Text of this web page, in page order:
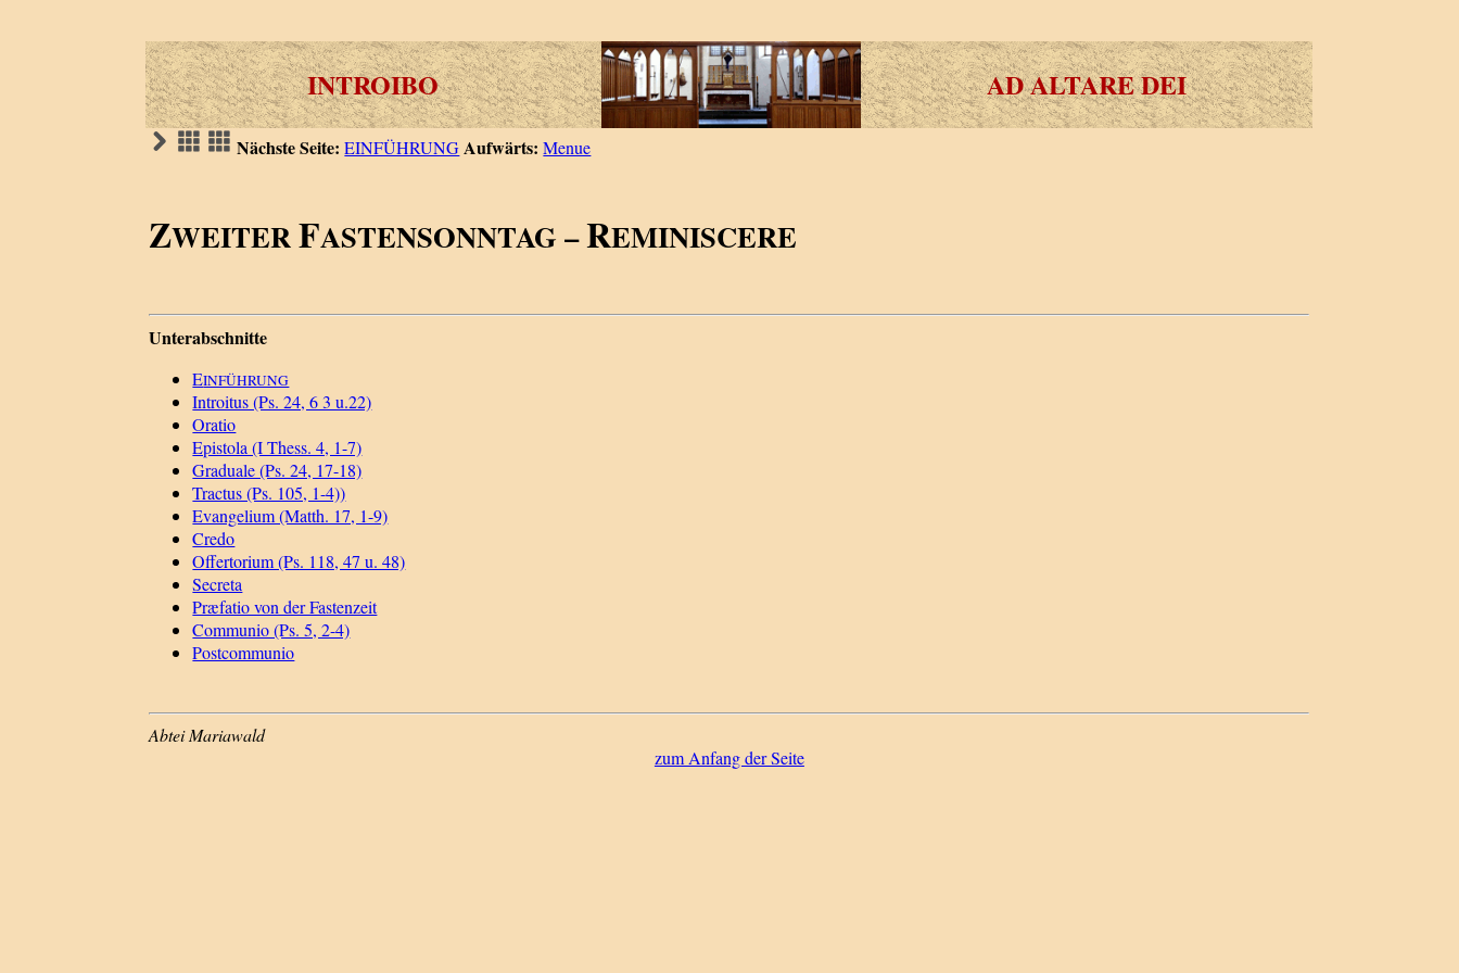
INTROIBO AD ALTARE DEI
Nächste Seite: EINFÜHRUNG Aufwärts: Menue
ZWEITERFASTENSONNTAG –REMINISCERE
Unterabschnitte
EINFÜHRUNG
Introitus (Ps. 24, 6 3 u.22)
Oratio
Epistola (I Thess. 4, 1-7)
Graduale (Ps. 24, 17-18)
Tractus (Ps. 105, 1-4))
Evangelium (Matth. 17, 1-9)
Credo
Offertorium (Ps. 118, 47 u. 48)
Secreta
Præfatio von der Fastenzeit
Communio (Ps. 5, 2-4)
Postcommunio
Abtei Mariawald
zum Anfang der Seite